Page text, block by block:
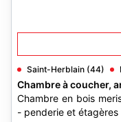
Saint-Herblain (44)
Chambre à coucher,
Chambre en bois
- penderie et